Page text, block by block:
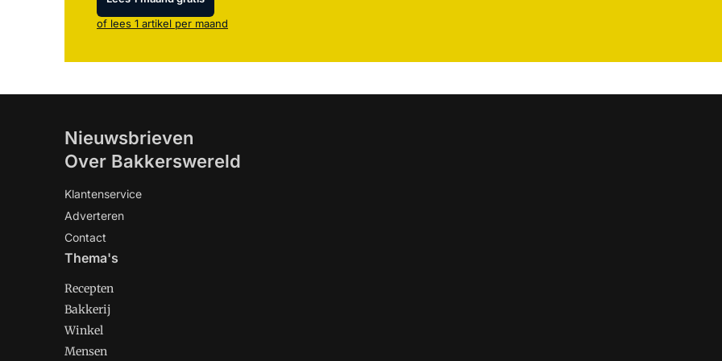
of lees 1 artikel per maand
Nieuwsbrieven
Over Bakkerswereld
Klantenservice
Adverteren
Contact
Thema's
Recepten
Bakkerij
Winkel
Mensen